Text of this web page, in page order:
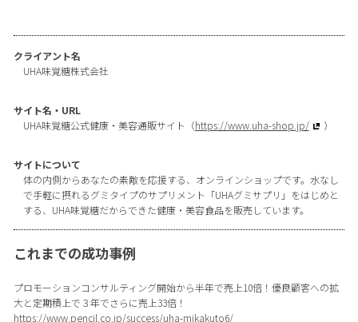
クライアント名
UHA味覚糖株式会社
サイト名・URL
UHA味覚糖公式健康・美容通販サイト（https://www.uha-shop.jp/ ）
サイトについて
体の内側からあなたの素敵を応援する、オンラインショップです。水なし
で手軽に摂れるグミタイプのサプリメント「UHAグミサプリ」をはじめと
する、UHA味覚糖だからできた健康・美容食品を販売しています。
これまでの成功事例
プロモーションコンサルティング開始から半年で売上10倍！優良顧客への拡
大と定期積上で３年でさらに売上33倍！
https://www.pencil.co.jp/success/uha-mikakuto6/